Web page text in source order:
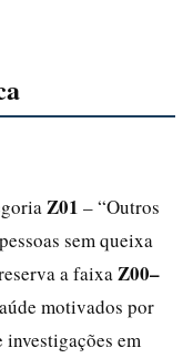
Z01 – “Outros
sem queixa
a faixa Z00–
motivados por
investigações em